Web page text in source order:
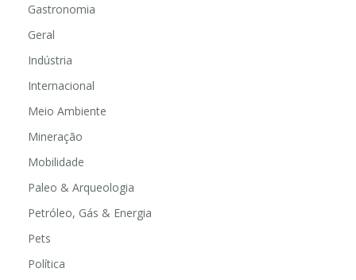
Gastronomia
Geral
Indústria
Internacional
Meio Ambiente
Mineração
Mobilidade
Paleo & Arqueologia
Petróleo, Gás & Energia
Pets
Política